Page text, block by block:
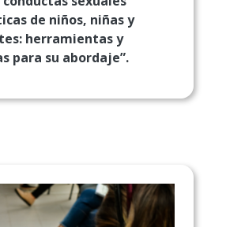
de niños, niñas y
herramientas y
para su abordaje”.